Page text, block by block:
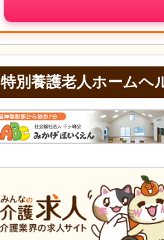
特別養護老人ホームヘ